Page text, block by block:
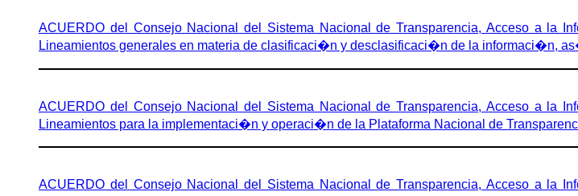
ACUERDO del Consejo Nacional del Sistema Nacional de Transparencia, Acceso a
Lineamientos generales en materia de clasificaci�n y desclasificaci�n de la informaci�n,
ACUERDO del Consejo Nacional del Sistema Nacional de Transparencia, Acceso a
Lineamientos para la implementaci�n y operaci�n de la Plataforma Nacional de
ACUERDO del Consejo Nacional del Sistema Nacional de Transparencia, Acceso a